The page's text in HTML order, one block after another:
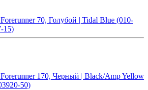
70, Голубой | Tidal Blue (010-
15)
170, Черный | Black/Amp Yellow
50)